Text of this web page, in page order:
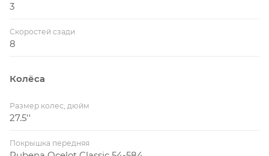
3
Скоростей сзади
8
Колёса
Размер колес, дюйм
27.5''
Покрышка передняя